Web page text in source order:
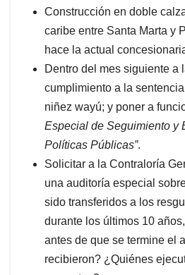
Construcción en doble
caribe entre Santa Marta y
hace la actual
Dentro del mes siguiente a
cumplimiento a la
niñez wayú; y poner a
Especial de Seguimiento y
Políticas Públicas”.
Solicitar a la Contraloría
una auditoría especial
sido transferidos a los
durante los últimos 10
antes de que se termine el
recibieron? ¿Quiénes